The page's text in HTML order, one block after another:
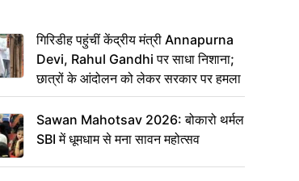
गिरिडीह पहुंचीं केंद्रीय मंत्री Annapurna
Devi, Rahul Gandhi पर साधा निशाना;
छात्रों के आंदोलन को लेकर सरकार पर हमला
Sawan Mahotsav 2026: बोकारो थर्मल
SBI में धूमधाम से मना सावन महोत्सव